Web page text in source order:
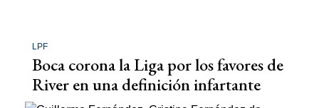
LPF
Boca corona la Liga por los favores de
River en una definición infartante